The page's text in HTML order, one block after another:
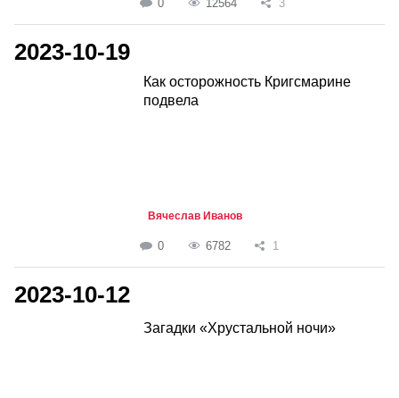
0 12564 3
2023-10-19
Как осторожность Кригсмарине
подвела
Вячеслав Иванов
0 6782 1
2023-10-12
Загадки «Хрустальной ночи»